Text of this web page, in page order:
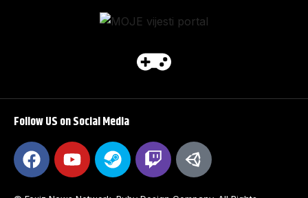
Follow US on Social Media